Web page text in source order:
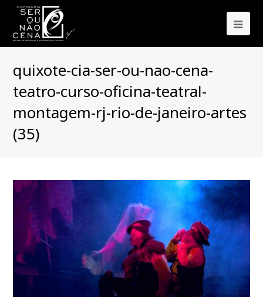
quixote-cia-ser-ou-nao-cena-
teatro-curso-oficina-teatral-
montagem-rj-rio-de-janeiro-artes
(35)